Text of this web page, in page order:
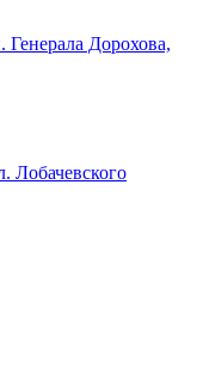
Дорохова,
Лобачевского